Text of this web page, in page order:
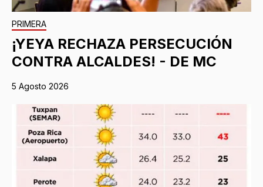
PRIMERA
¡YEYA RECHAZA PERSECUCIÓN
CONTRA ALCALDES! - DE MC
5 Agosto 2026